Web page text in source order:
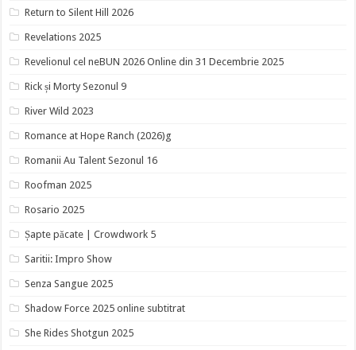
Return to Silent Hill 2026
Revelations 2025
Revelionul cel neBUN 2026 Online din 31 Decembrie 2025
Rick și Morty Sezonul 9
River Wild 2023
Romance at Hope Ranch (2026)g
Romanii Au Talent Sezonul 16
Roofman 2025
Rosario 2025
Șapte păcate | Crowdwork 5
Saritii: Impro Show
Senza Sangue 2025
Shadow Force 2025 online subtitrat
She Rides Shotgun 2025